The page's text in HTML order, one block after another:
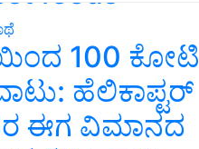
100 ಕೋಟಿ
ಹೆಲಿಕಾಪ್ಟರ್
ಈಗ ವಿಮಾನದ